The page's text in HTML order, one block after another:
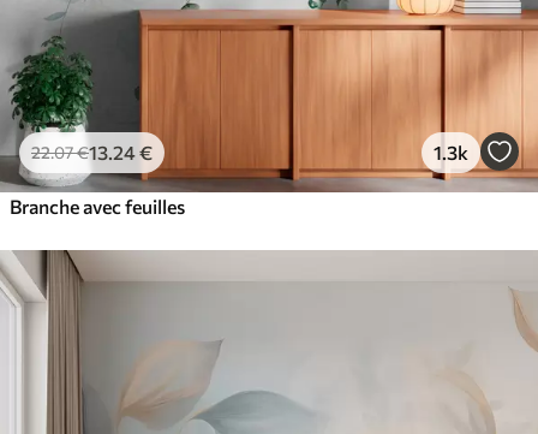
22.07€13 .24€ 1.3k
Branche avec feuilles